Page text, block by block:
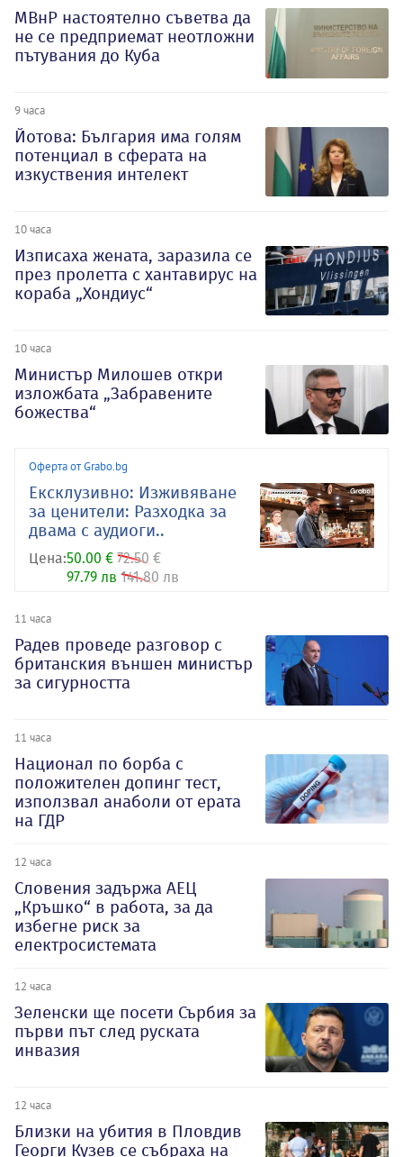
МВнР настоятелно съветва да
не се предприемат неотложни
пътувания до Куба
9 часа
Йотова: България има голям
потенциал в сферата на
изкуствения интелект
10 часа
Изписаха жената, заразила се
през пролетта с хантавирус на
кораба „Хондиус“
10 часа
Министър Милошев откри
изложбата „Забравените
божества“
Оферта от Grabo.bg
Ексклузивно: Изживяване
за ценители: Разходка за
двама с аудиоги..
Цена:50.00 € 72.50 €
97.79 лв 141.80 лв
11 часа
Радев проведе разговор с
британския външен министър
за сигурността
11 часа
Национал по борба с
положителен допинг тест,
използвал анаболи от ерата
на ГДР
12 часа
Словения задържа АЕЦ
„Кръшко“ в работа, за да
избегне риск за
електросистемата
12 часа
Зеленски ще посети Сърбия за
първи път след руската
инвазия
12 часа
Близки на убития в Пловдив
Георги Кузев се събраха на